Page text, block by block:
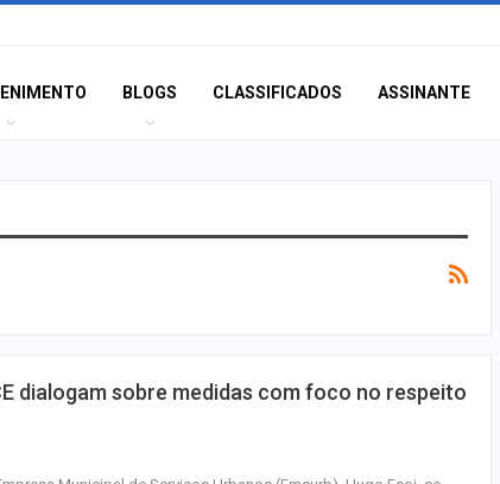
BLOGS CLASSIFICADOS ASSINANTE
dialogam sobre medidas com foco no respeito
Idoso sofre mal súbito e
Prouni 2026: divulgado o
resultado de nova